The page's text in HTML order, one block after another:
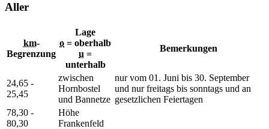
Aller
km-
Begrenzung
Lage
o = oberhalb
u =
unterhalb
Bemerkungen
24,65 -
25,45
zwischen
Hornbostel
und Bannetze
nur vom 01. Juni bis 30. September
und nur freitags bis sonntags und an
gesetzlichen Feiertagen
78,30 -
80,30
Höhe
Frankenfeld